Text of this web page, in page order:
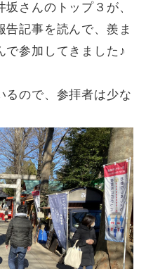
さんのトップ３が、
告記事を読んで、羨ま
で参加してきました♪
るので、参拝者は少な